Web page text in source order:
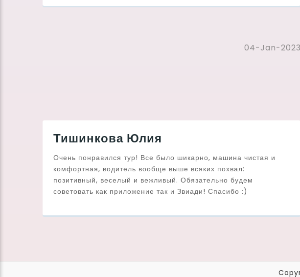
04-Jan-2023
Тишинкова Юлия
Очень понравился тур! Все было шикарно, машина чистая и
комфортная, водитель вообще выше всяких похвал:
позитивный, веселый и вежливый. Обязательно будем
советовать как приложение так и Звиади! Спасибо :)